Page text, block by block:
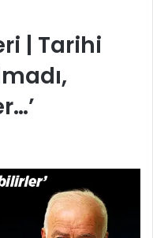
| Tarihi